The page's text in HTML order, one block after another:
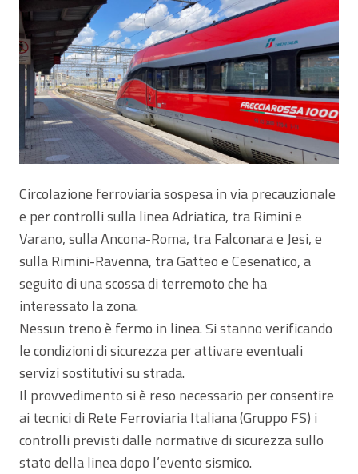
Circolazione ferroviaria sospesa in via precauzionale
e per controlli sulla linea Adriatica, tra Rimini e
Varano, sulla Ancona-Roma, tra Falconara e Jesi, e
sulla Rimini-Ravenna, tra Gatteo e Cesenatico, a
seguito di una scossa di terremoto che ha
interessato la zona.
Nessun treno è fermo in linea. Si stanno verificando
le condizioni di sicurezza per attivare eventuali
servizi sostitutivi su strada.
Il provvedimento si è reso necessario per consentire
ai tecnici di Rete Ferroviaria Italiana (Gruppo FS) i
controlli previsti dalle normative di sicurezza sullo
stato della linea dopo l’evento sismico.